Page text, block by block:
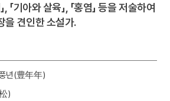
「기아와 살육」, 「홍염」 등을 저술하여
을 견인한 소설가.
년(豊年年)
)